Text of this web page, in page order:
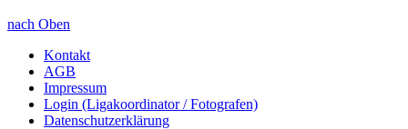
nach Oben
Kontakt
AGB
Impressum
Login (Ligakoordinator / Fotografen)
Datenschutzerklärung